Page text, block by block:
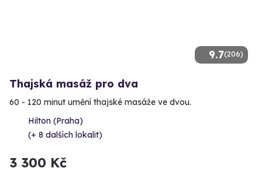
9.7(206)
Thajská masáž pro dva
60 - 120 minut umění thajské masáže ve dvou.
Hilton (Praha)
(+ 8 dalších lokalit)
3 300 Kč